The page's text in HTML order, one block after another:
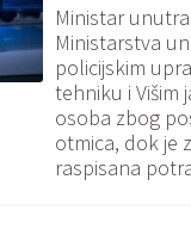
Ministar
Ministarstva
policijskim
tehniku i Višim
osoba zbog
otmica, dok je
raspisana